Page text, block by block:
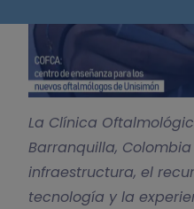
La Clínica
Barranquilla,
infraestructura, el
tecnología y la